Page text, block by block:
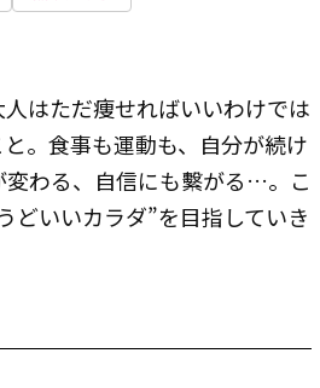
はただ痩せればいいわけでは
。食事も運動も、自分が続け
わる、自信にも繫がる…。こ
いいカラダ”を目指していき